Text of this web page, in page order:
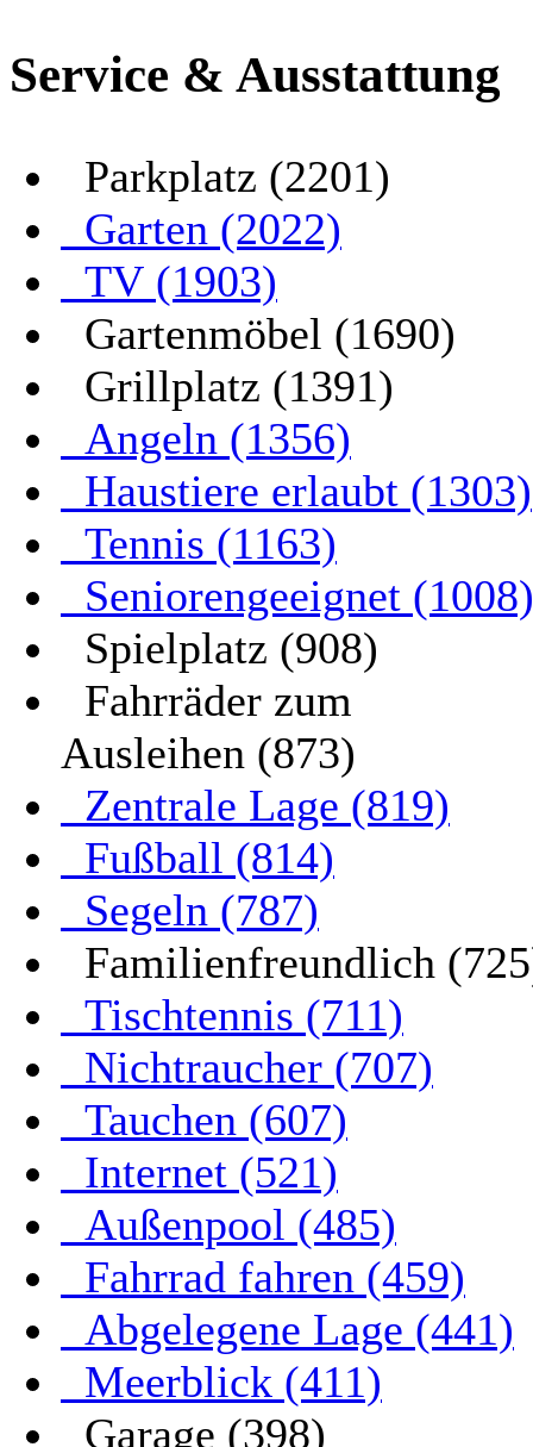
Service & Ausstattung
Parkplatz (2201)
Garten (2022)
TV (1903)
Gartenmöbel (1690)
Grillplatz (1391)
Angeln (1356)
Haustiere erlaubt (1303)
Tennis (1163)
Seniorengeeignet (1008)
Spielplatz (908)
Fahrräder zum
Ausleihen (873)
Zentrale Lage (819)
Fußball (814)
Segeln (787)
Familienfreundlich
Tischtennis (711)
Nichtraucher (707)
Tauchen (607)
Internet (521)
Außenpool (485)
Fahrrad fahren (459)
Abgelegene Lage (441)
Meerblick (411)
Garage (398)